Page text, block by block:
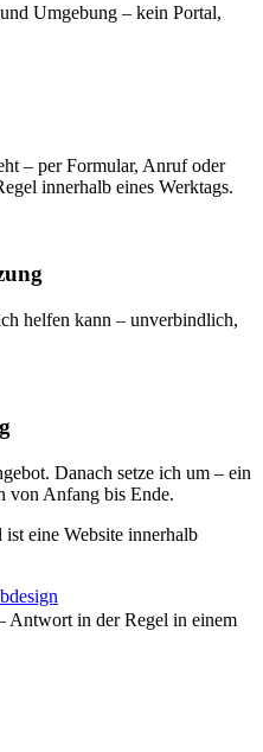
Umgebung – kein Portal,
– per Formular, Anruf oder
innerhalb eines Werktags.
helfen kann – unverbindlich,
Danach setze ich um – ein
von Anfang bis Ende.
ist eine Website innerhalb
Antwort in der Regel in einem